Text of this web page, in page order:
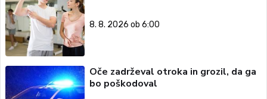
8. 8. 2026 ob 6:00
Oče zadrževal otroka in grozil, da ga
bo poškodoval